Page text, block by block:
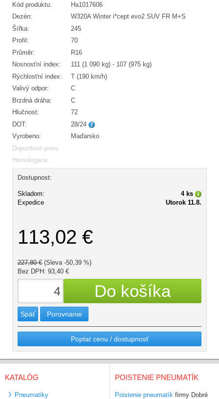
Kód produktu:
Ha1017606
Dezén:
W320A Winter i*cept evo2 SUV FR M+S
Šířka:
245
Profil:
70
Průměr:
R16
Nosnosťní index:
111 (1 090 kg) - 107 (975 kg)
Rýchlosťní index:
T (190 km/h)
Valivý odpor:
C
Brzdná dráha:
C
Hlučnost:
72
DOT:
28/24
Vyrobeno:
Maďarsko
Dojezdové pneu:
Homologace:
Dostupnost:
Skladom:
4 ks
Expedice
Utorok 11.8.
113,02 €
227,80 € (Sleva -50,39 %)
Bez DPH: 93,40 €
Späť Porovnanie
Poptat cenu / dostupnosť
KATALÓG
Pneumatiky
POISTENIE PNEUMATÍK
Poistenie pneumatík firmy Dobré